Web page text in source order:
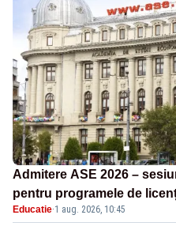
Admitere ASE 2026 –
pentru programele de
Educatie·1 aug. 2026, 10:45